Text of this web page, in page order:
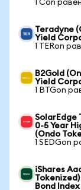
1 Con
Teradyne
Yield
1 TERon
B2Gold
Yield
1 BTGon
SolarEdge
0-5 Year
(Ondo
1 SEDGon
iShares
Bond